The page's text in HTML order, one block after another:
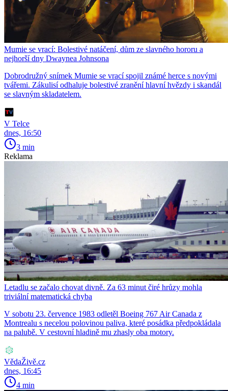
Mumie se vrací: Bolestivé natáčení, dům ze slavného hororu a
nejhorší dny Dwaynea Johnsona
Dobrodružný snímek Mumie se vrací spojil známé herce s novými
tvářemi. Zákulisí odhaluje bolestivé zranění hlavní hvězdy i skandál
se slavným skladatelem.
V Telce
dnes, 16:50
3 min
Reklama
Letadlu se začalo chovat divně. Za 63 minut čiré hrůzy mohla
triviální matematická chyba
V sobotu 23. července 1983 odletěl Boeing 767 Air Canada z
Montrealu s necelou polovinou paliva, které posádka předpokládala
na palubě. V cestovní hladině mu zhasly oba motory.
VědaŽivě.cz
dnes, 16:45
4 min